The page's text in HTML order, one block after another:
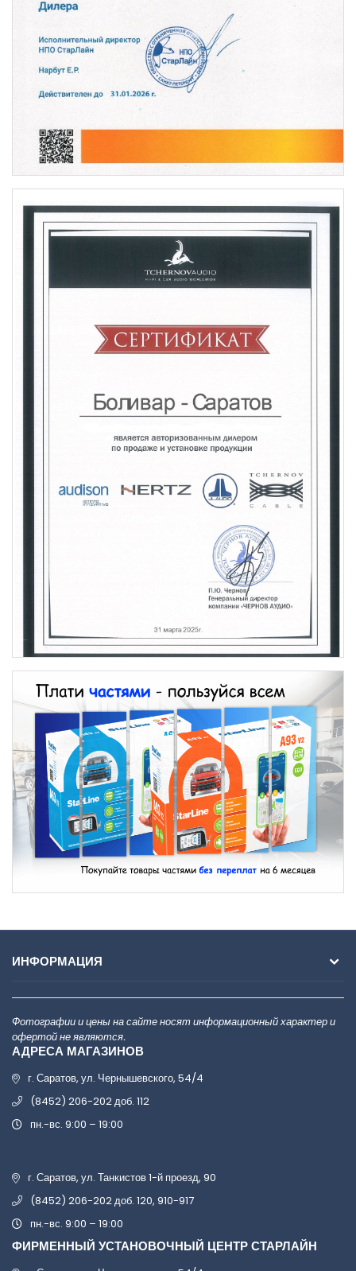
ИНФОРМАЦИЯ
Фотографии и цены на сайте носят информационный характер и
офертой не являются.
АДРЕСА МАГАЗИНОВ
г. Саратов, ул. Чернышевского, 54/4
(8452) 206-202 доб. 112
пн.-вс. 9:00 – 19:00
г. Саратов, ул. Танкистов 1-й проезд, 90
(8452) 206-202 доб. 120, 910-917
пн.-вс. 9:00 – 19:00
ФИРМЕННЫЙ УСТАНОВОЧНЫЙ ЦЕНТР СТАРЛАЙН